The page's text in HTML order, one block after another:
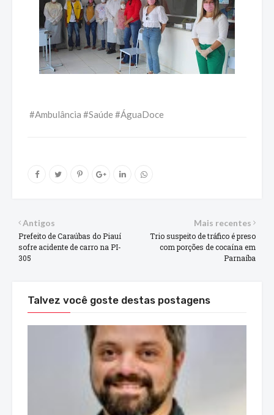
#Ambulância #Saúde #ÁguaDoce
Mais recentes
Trio suspeito de tráfico é preso
com porções de cocaína em
Parnaíba
Antigos
Prefeito de Caraúbas do Piauí
sofre acidente de carro na PI-
305
Talvez você goste destas postagens